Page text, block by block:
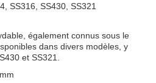
SS316, SS430, SS321
également connus sous le
dans divers modèles, y
et SS321.